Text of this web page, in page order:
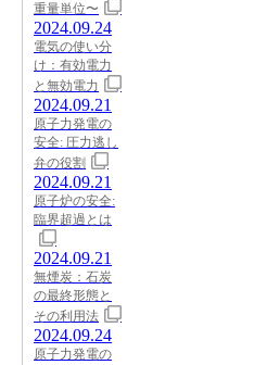
重量単位〜
2024.09.24
電気の使い分
け：有効電力
と無効電力
2024.09.21
原子力発電の
安全: 圧力逃し
弁の役割
2024.09.21
原子炉の安全:
臨界超過とは
2024.09.21
無煙炭：石炭
の最終形態と
その利用法
2024.09.24
原子力発電の